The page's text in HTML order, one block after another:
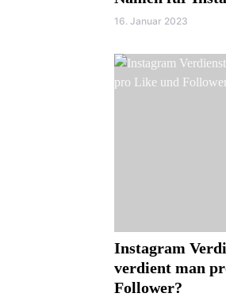
16. Januar 2023
Instagram
verdient man
Follower?